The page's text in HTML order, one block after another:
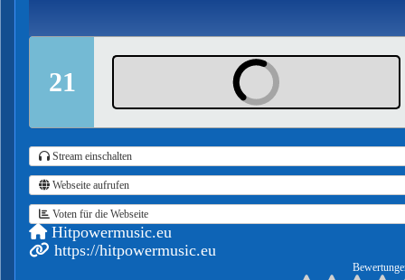
21
Stream einschalten
Webseite aufrufen
Voten für die Webseite
Hitpowermusic.eu
https://hitpowermusic.eu